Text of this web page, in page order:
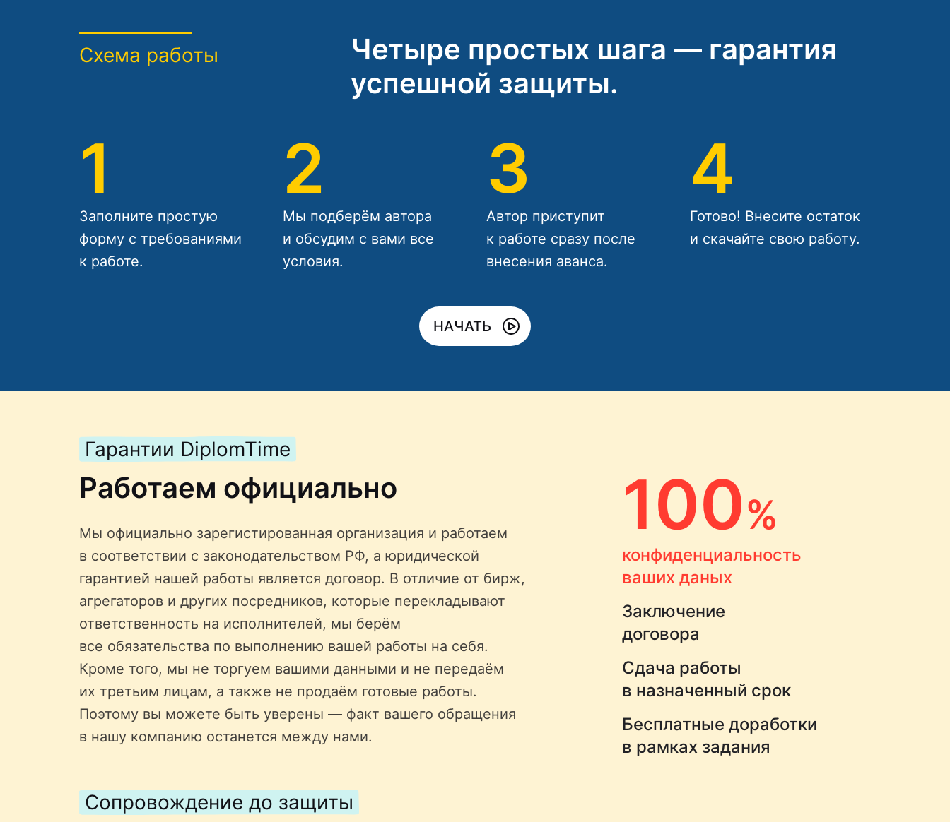
Схема работы
Четыре простых шага — гарантия
успешной защиты.
1
Заполните простую
форму с требованиями
к работе.
2
Мы подберём автора
и обсудим с вами все
условия.
3
Автор приступит
к работе сразу после
внесения аванса.
4
Готово! Внесите остаток
и скачайте свою работу.
НАЧАТЬ
Гарантии DiplomTime
Работаем официально
Мы официально зарегистированная организация и работаем
в соответствии с законодательством РФ, а юридической
гарантией нашей работы является договор. В отличие от бирж,
агрегаторов и других посредников, которые перекладывают
ответственность на исполнителей, мы берём
все обязательства по выполнению вашей работы на себя.
Кроме того, мы не торгуем вашими данными и не передаём
их третьим лицам, а также не продаём готовые работы.
Поэтому вы можете быть уверены — факт вашего обращения
в нашу компанию останется между нами.
100%
конфиденциальность
ваших даных
Заключение
договора
Сдача работы
в назначенный срок
Бесплатные доработки
в рамках задания
Сопровождение до защиты